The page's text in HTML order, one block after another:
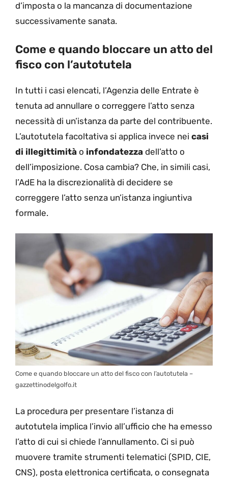
d’imposta o la mancanza di documentazione
successivamente sanata.
Come e quando bloccare un atto del
fisco con l’autotutela
In tutti i casi elencati, l’Agenzia delle Entrate è
tenuta ad annullare o correggere l’atto senza
necessità di un’istanza da parte del contribuente.
L’autotutela facoltativa si applica invece nei casi
di illegittimità o infondatezza dell’atto o
dell’imposizione. Cosa cambia? Che, in simili casi,
l’AdE ha la discrezionalità di decidere se
correggere l’atto senza un’istanza ingiuntiva
formale.
Come e quando bloccare un atto del fisco con l’autotutela –
gazzettinodelgolfo.it
La procedura per presentare l’istanza di
autotutela implica l’invio all’ufficio che ha emesso
l’atto di cui si chiede l’annullamento. Ci si può
muovere tramite strumenti telematici (SPID, CIE,
CNS), posta elettronica certificata, o consegnata